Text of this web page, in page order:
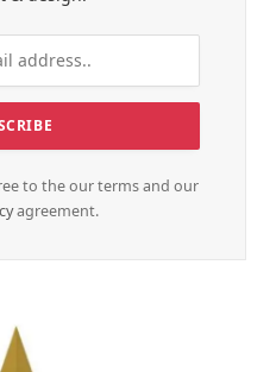
to the our terms and our
agreement.